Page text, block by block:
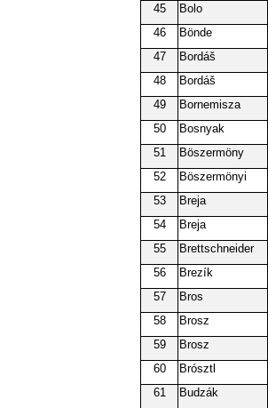
45
Bolo
46
Bönde
47
Bordáš
48
Bordáš
49
Bornemisza
50
Bosnyak
51
Böszermöny
52
Böszermönyi
53
Breja
54
Breja
55
Brettschneider
56
Brezík
57
Bros
58
Brosz
59
Brosz
60
Brósztl
61
Budzák